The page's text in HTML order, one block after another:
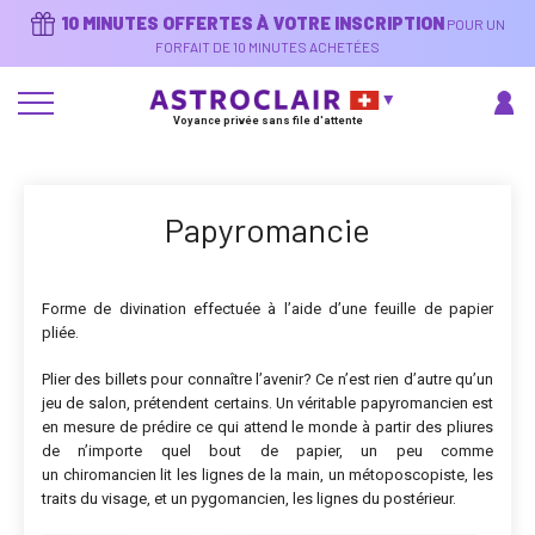
10 MINUTES OFFERTES À VOTRE INSCRIPTION POUR UN
FORFAIT DE 10 MINUTES ACHETÉES
Voyance privée sans file d'attente
Papyromancie
Forme de divination effectuée à l’aide d’une feuille de papier
pliée.
Plier des billets pour connaître l’avenir? Ce n’est rien d’autre qu’un
jeu de salon, prétendent certains. Un véritable papyromancien est
en mesure de prédire ce qui attend le monde à partir des pliures
de n’importe quel bout de papier, un peu comme
un chiromancien lit les lignes de la main, un métoposcopiste, les
traits du visage, et un pygomancien, les lignes du postérieur.